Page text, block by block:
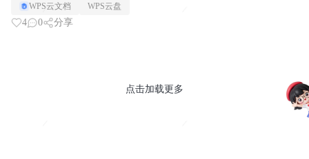
WPS云文档
WPS云盘
4 0 分享
点击加载更多